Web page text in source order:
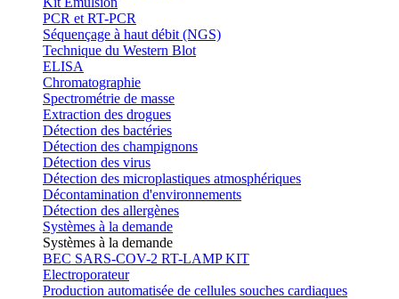
PCR et RT-PCR
Séquençage à haut débit (NGS)
Technique du Western Blot
ELISA
Chromatographie
Spectrométrie de masse
Extraction des drogues
Détection des bactéries
Détection des champignons
Détection des virus
Détection des microplastiques atmosphériques
Décontamination d'environnements
Détection des allergènes
Systèmes à la demande
Systèmes à la demande
BEC SARS-COV-2 RT-LAMP KIT
Electroporateur
Production automatisée de cellules souches cardiaques